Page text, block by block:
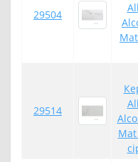
29504
29514